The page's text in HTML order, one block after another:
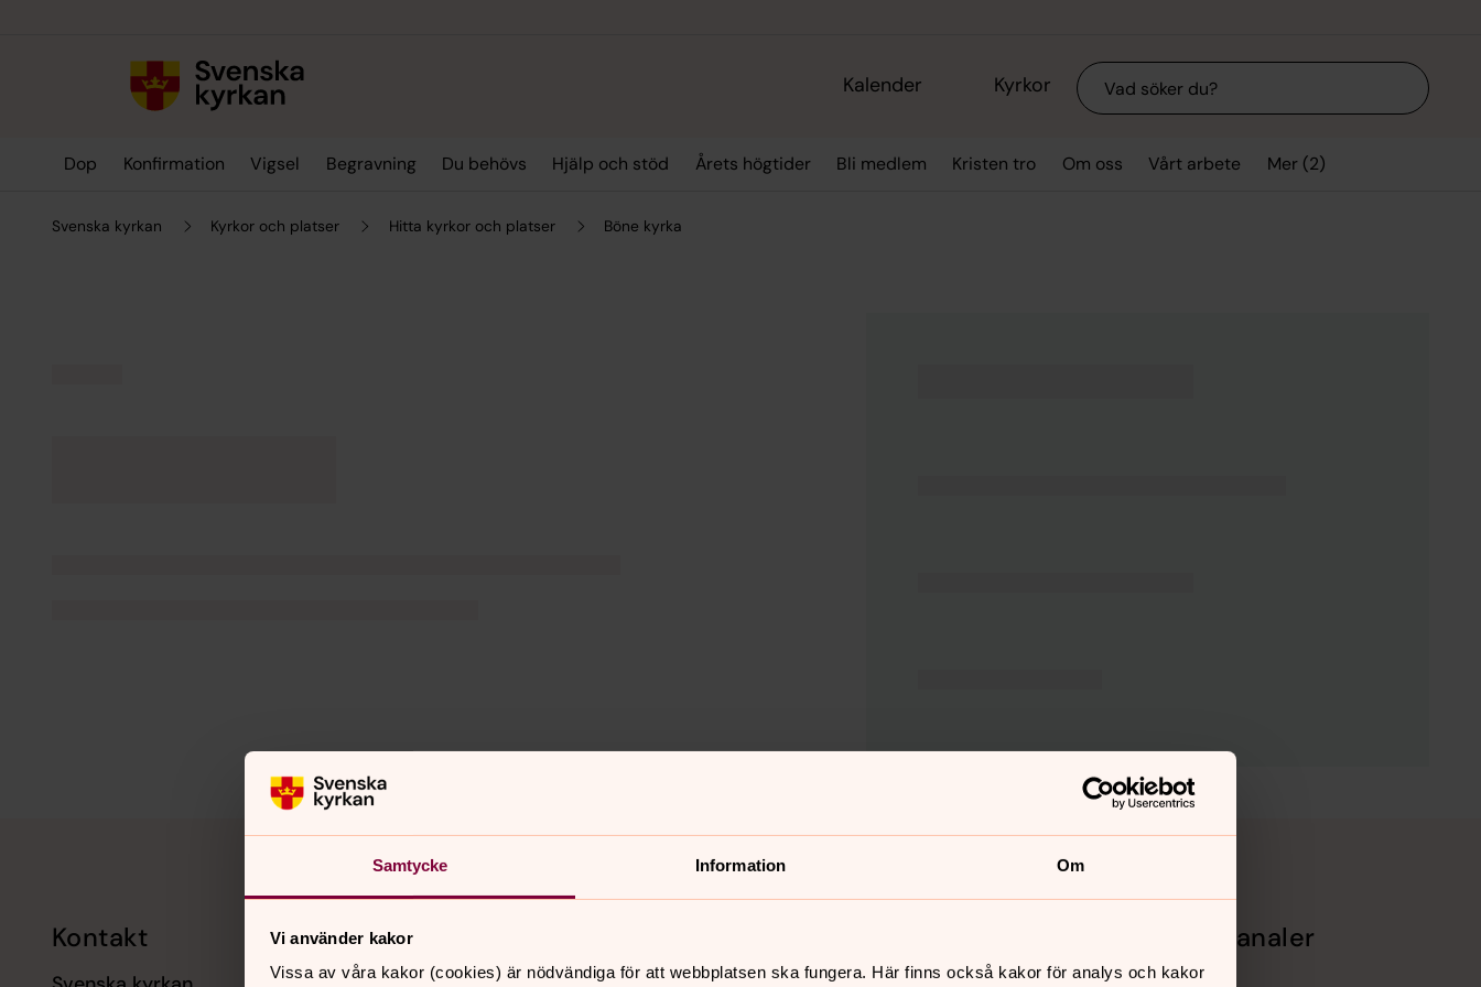
Samtycke Information Om
Vi använder kakor
Vissa av våra kakor (cookies) är nödvändiga för att webbplatsen ska fungera. Här finns också kakor för analys och kakor
Kalender Kyrkor Sök
Dop Konfirmation Vigsel Begravning Du behövs Hjälp och stöd Årets högtider Bli medlem Kristen tro Om oss Vårt arbete Mer (2)
Svenska kyrkan Kyrkor och platser Hitta kyrkor och platser Böne kyrka
Kontakt Kalender Sociala kanaler